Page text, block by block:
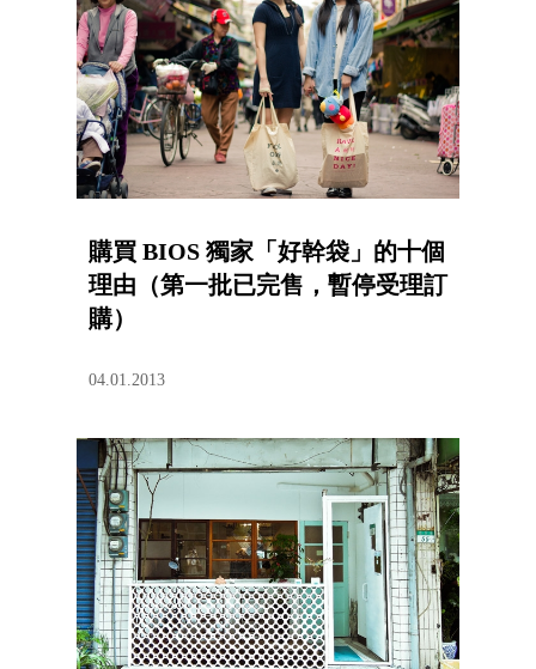
購買 BIOS 獨家「好幹袋」的十個
理由（第一批已完售，暫停受理訂
購）
04.01.2013